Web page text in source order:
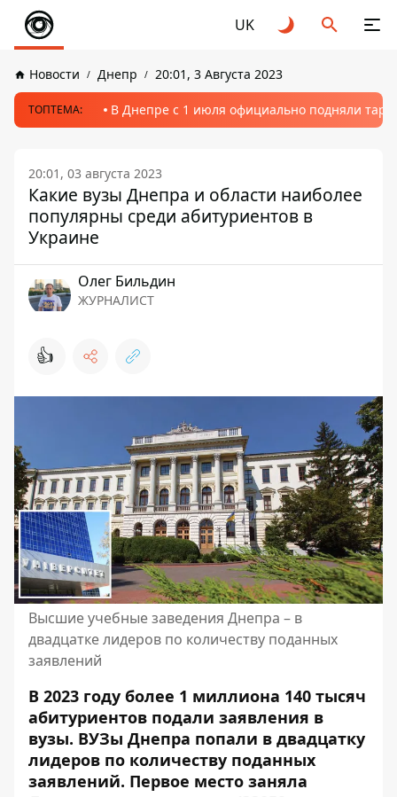
UK
Новости Днепр 20:01, 3 Августа 2023
ТОПТЕМА: В Днепре с 1 июля официально подняли
20:01, 03 августа 2023
Какие вузы Днепра и области наиболее
популярны среди абитуриентов в
Украине
Олег Бильдин
ЖУРНАЛИСТ
👍
Высшие учебные заведения Днепра – в
двадцатке лидеров по количеству поданных
заявлений
В 2023 году более 1 миллиона 140 тысяч
абитуриентов подали заявления в
вузы. ВУЗы Днепра попали в двадцатку
лидеров по количеству поданных
заявлений. Первое место заняла